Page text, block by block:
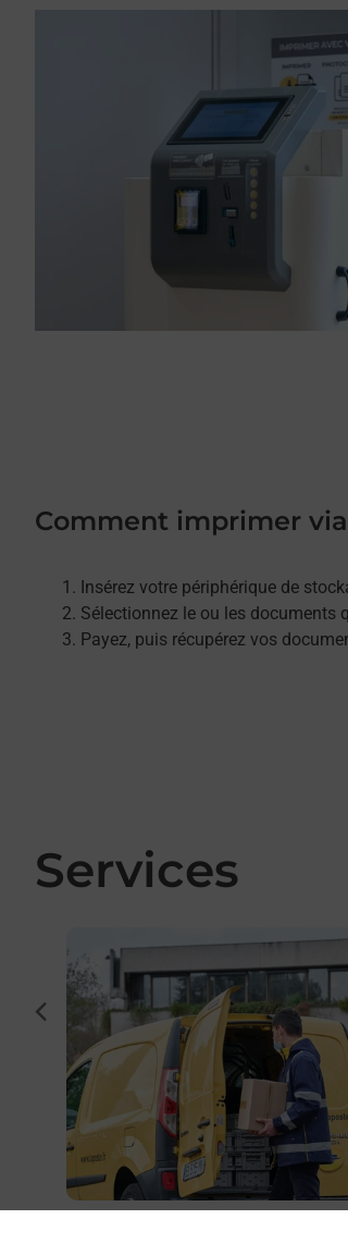
Comment imprimer via
Insérez votre périphérique de
Sélectionnez le ou les documents
Payez, puis récupérez vos
Services
et/ou